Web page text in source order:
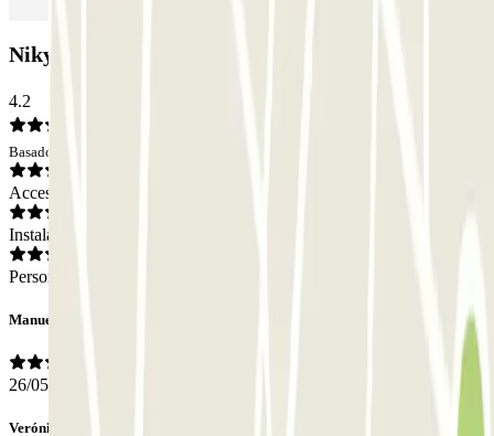
NikyParking valet: Opiniones
4.2
Basado en 33 opiniones
Acceso
Instalaciones
Personal
Manuel
26/05/2026
Verónica